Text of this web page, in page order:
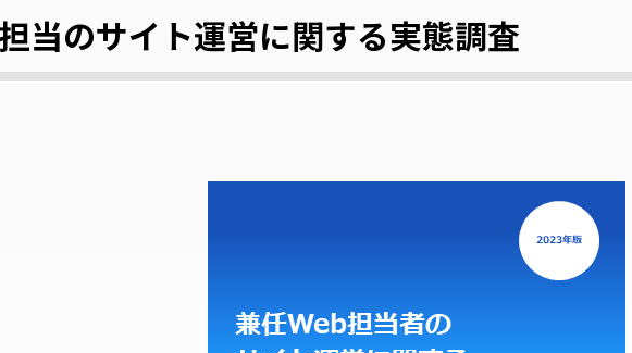
当のサイト運営に関する実態調査